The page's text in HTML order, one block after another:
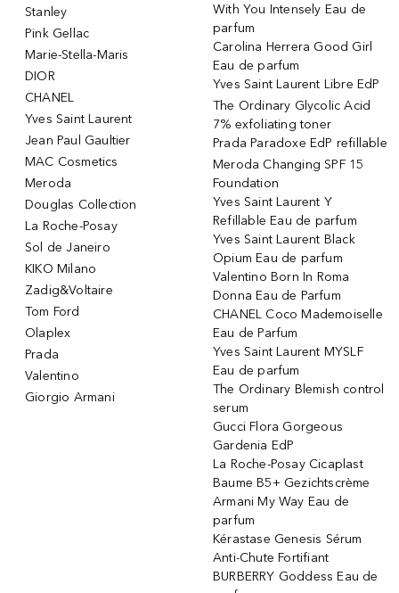
Stanley
Pink Gellac
Marie-Stella-Maris
DIOR
CHANEL
Yves Saint Laurent
Jean Paul Gaultier
MAC Cosmetics
Meroda
Douglas Collection
La Roche-Posay
Sol de Janeiro
KIKO Milano
Zadig&Voltaire
Tom Ford
Olaplex
Prada
Valentino
Giorgio Armani
With You Intensely Eau de
parfum
Carolina Herrera Good Girl
Eau de parfum
Yves Saint Laurent Libre EdP
The Ordinary Glycolic Acid
7% exfoliating toner
Prada Paradoxe EdP refillable
Meroda Changing SPF 15
Foundation
Yves Saint Laurent Y
Refillable Eau de parfum
Yves Saint Laurent Black
Opium Eau de parfum
Valentino Born In Roma
Donna Eau de Parfum
CHANEL Coco Mademoiselle
Eau de Parfum
Yves Saint Laurent MYSLF
Eau de parfum
The Ordinary Blemish control
serum
Gucci Flora Gorgeous
Gardenia EdP
La Roche-Posay Cicaplast
Baume B5+ Gezichtscrème
Armani My Way Eau de
parfum
Kérastase Genesis Sérum
Anti-Chute Fortifiant
BURBERRY Goddess Eau de